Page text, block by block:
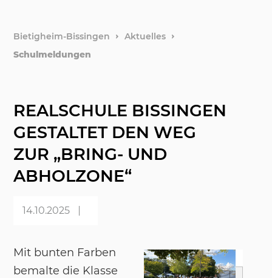
Bietigheim-Bissingen
Aktuelles
Schulmeldungen
REALSCHULE BISSINGEN
GESTALTET DEN WEG
ZUR „BRING- UND
ABHOLZONE“
14.10.2025
Mit bun­ten Far­ben
be­mal­te die Klas­se